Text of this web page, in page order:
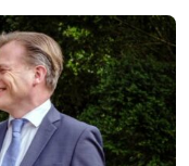
(PVV)